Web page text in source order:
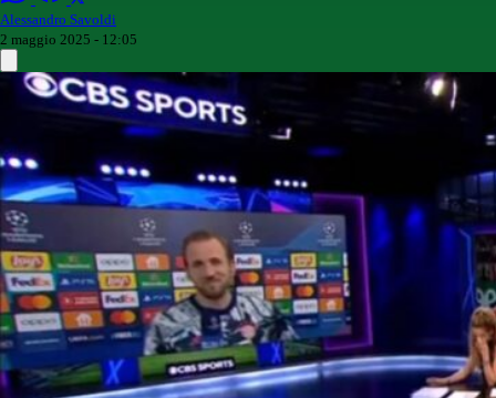
Alessandro Savoldi
2 maggio 2025 - 12:05